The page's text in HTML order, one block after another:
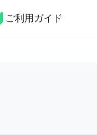
ご利用ガイド
料理